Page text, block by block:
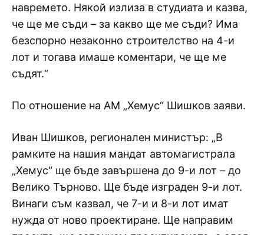
навремето. Някой излиза в студиата и казва,
че ще ме съди – за какво ще ме съди? Има
безспорно незаконно строителство на 4-и
лот и тогава имаше коментари, че ще ме
съдят.“
По отношение на АМ „Хемус“ Шишков заяви.
Иван Шишков, регионален министър: „В
рамките на нашия мандат автомагистрала
„Хемус“ ще бъде завършена до 9-и лот – до
Велико Търново. Ще бъде изграден 9-и лот.
Винаги съм казвал, че 7-и и 8-и лот имат
нужда от ново проектиране. Ще направим